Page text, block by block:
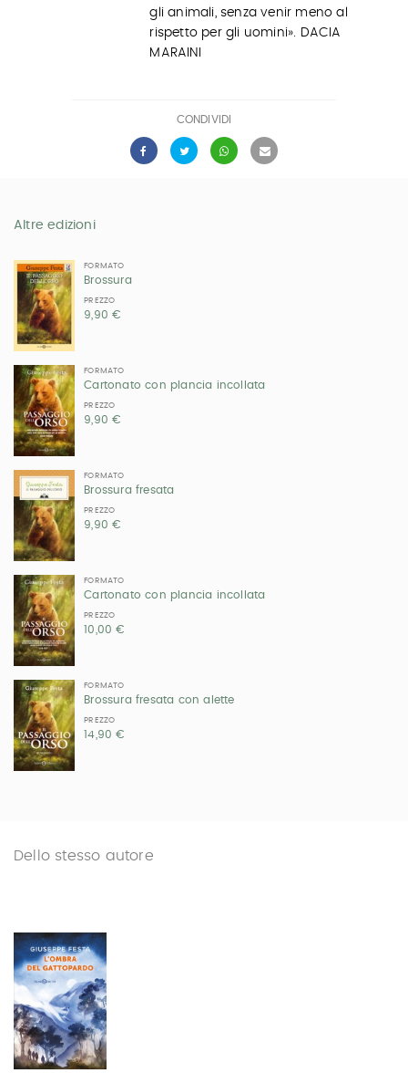
gli animali, senza venir meno al
rispetto per gli uomini». DACIA
MARAINI
CONDIVIDI
Altre edizioni
FORMATO
Brossura
PREZZO
9,90 €
FORMATO
Cartonato con plancia incollata
PREZZO
9,90 €
FORMATO
Brossura fresata
PREZZO
9,90 €
FORMATO
Cartonato con plancia incollata
PREZZO
10,00 €
FORMATO
Brossura fresata con alette
PREZZO
14,90 €
Dello stesso autore